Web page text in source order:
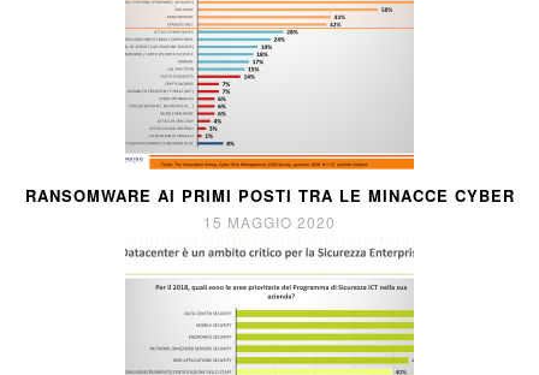
RANSOMWARE AI PRIMI POSTI TRA LE MINACCE CYBER
15 MAGGIO 2020